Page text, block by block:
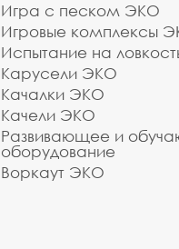
Игра с песком ЭКО
Игровые комплексы
Испытание на
Карусели ЭКО
Качалки ЭКО
Качели ЭКО
Развивающее и
оборудование
Воркаут ЭКО